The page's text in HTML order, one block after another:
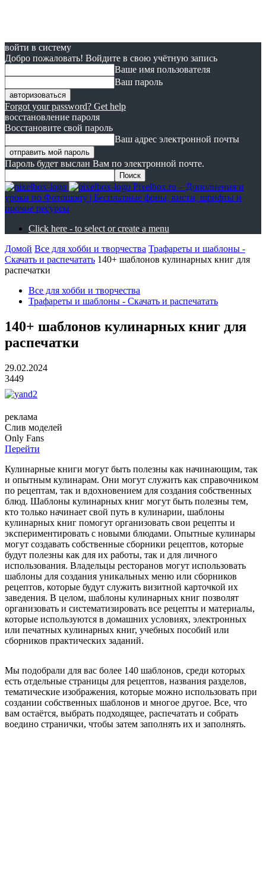
войти в систему
Добро пожаловать! Войдите в свою учётную запись
Ваше имя пользователя
Ваш пароль
Forgot your password? Get help
восстановление пароля
Восстановите свой пароль
Ваш адрес электронной почты
Пароль будет выслан Вам по электронной почте.
Pixelbox.ru – Дополнения и
уроки по Фотошопу | Бесплатные фоны, кисти, шрифты и
прочие ресурсы
Click here - to select or create a menu
Домой Все для хобби и творчества Трафареты и шаблоны -
Скачать и распечатать 140+ шаблонов кулинарных книг для
распечатки
Все для хобби и творчества
Трафареты и шаблоны - Скачать и распечатать
140+ шаблонов кулинарных книг для
распечатки
29.02.2024
3449
реклама
Слив моделей
Only Fans
Перейти
Кулинарные книги могут быть полезны как начинающим, так
и опытным кулинарам. Они могут служить как справочником
по рецептам, так и вдохновением для создания собственных
блюд. Шаблоны кулинарных книг могут быть полезны тем,
кто только начинает свой путь в кулинарии, шаблоны
кулинарных книг помогут организовать свои рецепты и
экспериментировать с новыми блюдами. Опытные кулинары
могут создавать собственные сборники рецептов, которые
будут полезны как для их работы, так и для личного
использования. Владельцы ресторанов могут использовать
шаблоны для создания уникальных меню или сборников
рецептов, которые будут служить визитной карточкой их
заведения. В целом, шаблоны кулинарных книг позволят
организовать и систематизировать все рецепты и материалы,
которые используются в домашних условиях, электронных
или печатных кулинарных книг, учебных пособий или
сборников практических заданий.
Мы подобрали для вас более 140 шаблонов, среди которых
есть отдельные страницы для рецептов, названия разделов,
тематические изображения, которые можно использовать при
создании собственных шаблонов и многое другое. Все, что
вам остаётся, выбрать подходящее, распечатать и собрать
воедино странички, чтобы затем заполнять их и заполнять.